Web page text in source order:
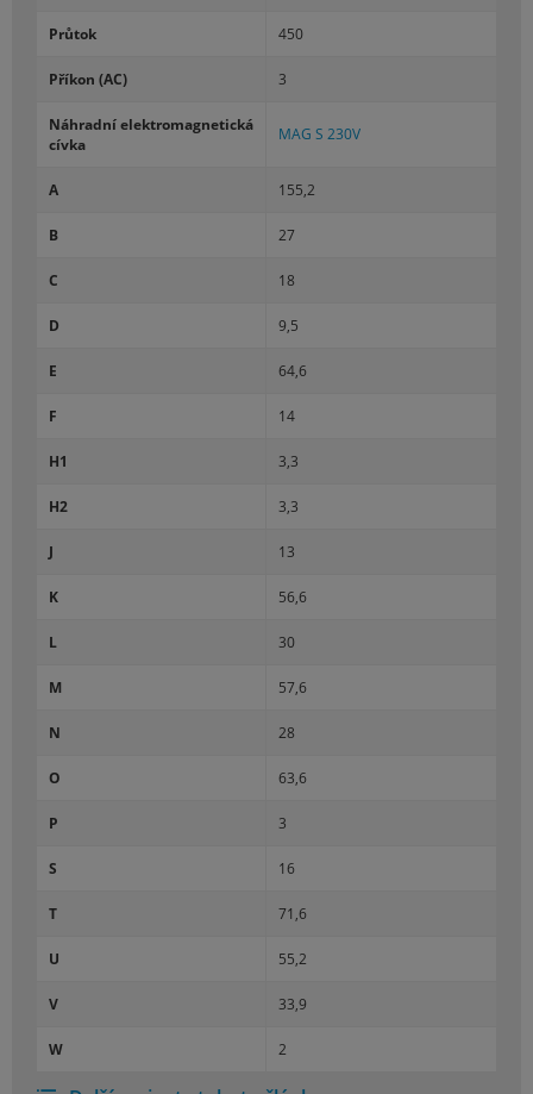
Prů­tok 450
Pří­kon (AC) 3
Ná­hradní elek­tro­mag­ne­tická
cívka
MAG S 230V
A 155,2
B 27
C 18
D 9,5
E 64,6
F 14
H1 3,3
H2 3,3
J 13
K 56,6
L 30
M 57,6
N 28
O 63,6
P 3
S 16
T 71,6
U 55,2
V 33,9
W 2